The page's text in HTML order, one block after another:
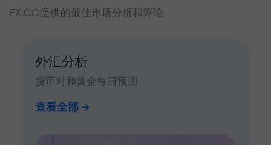
FX.CO提供的最佳市场分析和评论
外汇分析
货币对和黄金每日预测
查看全部